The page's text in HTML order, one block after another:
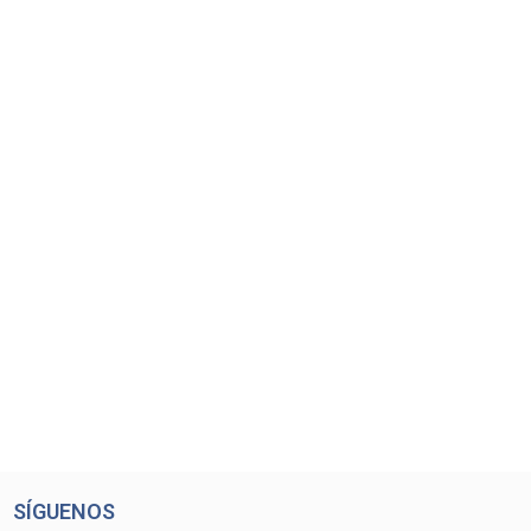
SÍGUENOS